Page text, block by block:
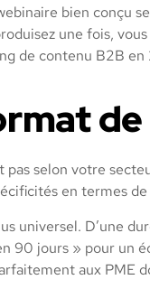
bien conçu
une fois,
de contenu B2B
pas selon votre
en termes
universel. D’une
90 jours » pour un
aux PME